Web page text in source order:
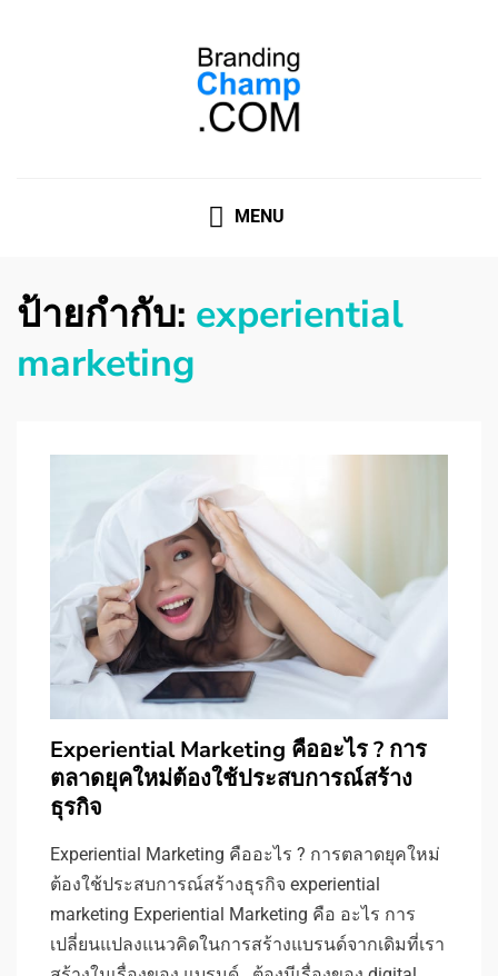
MENU
ป้ายกำกับ: experiential
marketing
Experiential Marketing คืออะไร ? การ
ตลาดยุคใหม่ต้องใช้ประสบการณ์สร้าง
ธุรกิจ
Experiential Marketing คืออะไร ? การตลาดยุคใหม่
ต้องใช้ประสบการณ์สร้างธุรกิจ experiential
marketing Experiential Marketing คือ อะไร การ
เปลี่ยนแปลงแนวคิดในการสร้างแบรนด์จากเดิมที่เรา